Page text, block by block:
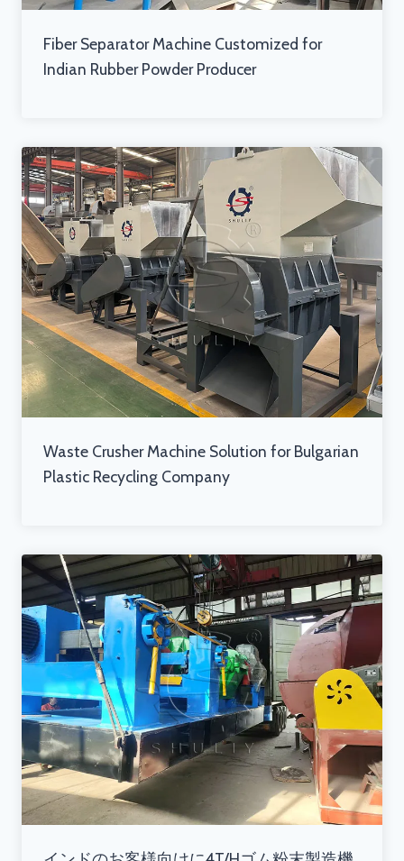
Fiber Separator Machine Customized for
Indian Rubber Powder Producer
Waste Crusher Machine Solution for Bulgarian
Plastic Recycling Company